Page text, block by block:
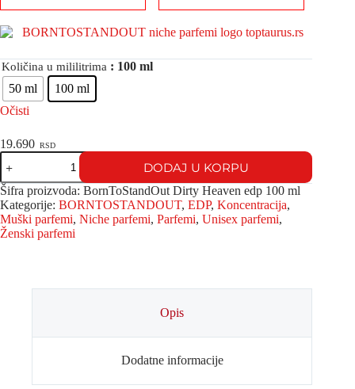
Količina u mililitrima : 100 ml
50 ml
100 ml
Očisti
19.690 RSD
DODAJ U KORPU
Šifra proizvoda: BornToStandOut Dirty Heaven edp 100 ml
Kategorije: BORNTOSTANDOUT, EDP, Koncentracija,
Muški parfemi, Niche parfemi, Parfemi, Unisex parfemi,
Ženski parfemi
Opis
Dodatne informacije